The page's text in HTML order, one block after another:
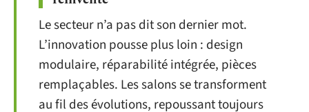
Le secteur n’a pas dit son dernier mot.
L’innovation pousse plus loin : design
modulaire, réparabilité intégrée, pièces
remplaçables. Les salons se transforment
au fil des évolutions, repoussant toujours